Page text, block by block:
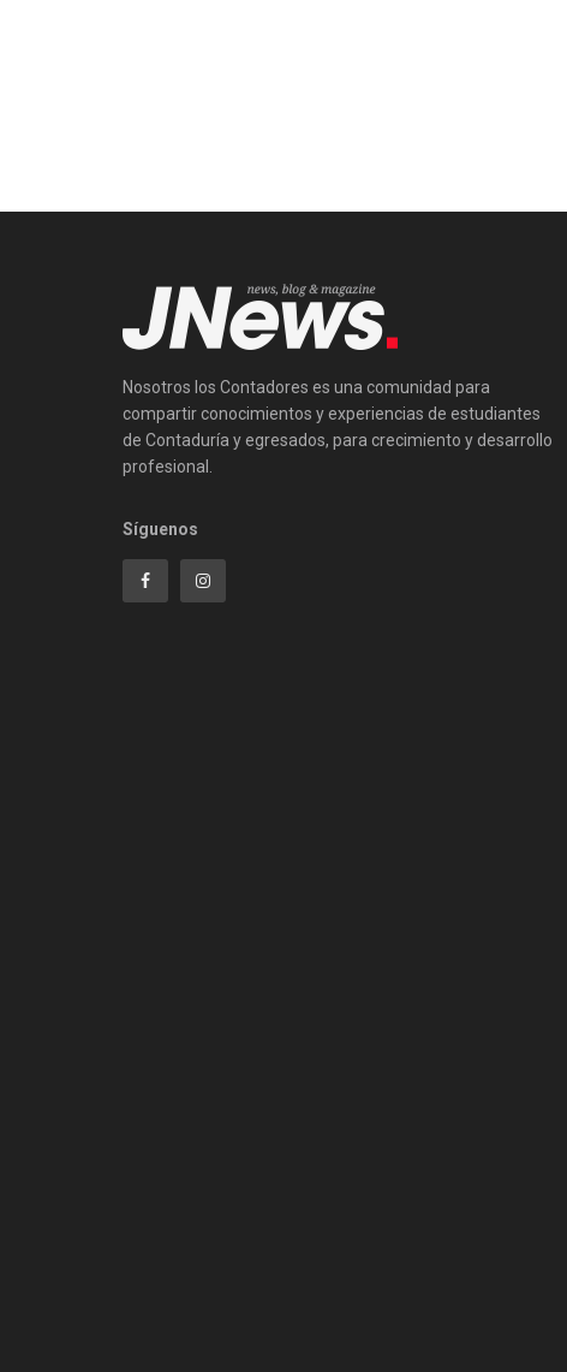
Nosotros los Contadores es una comunidad para
compartir conocimientos y experiencias de estudiantes
de Contaduría y egresados, para crecimiento y desarrollo
profesional.
Síguenos